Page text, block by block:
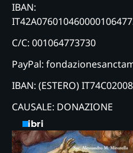
IBAN:
C/C: 001064773730
PayPal:
IBAN: (ESTERO)
CAUSALE: DONAZIONE
Libri